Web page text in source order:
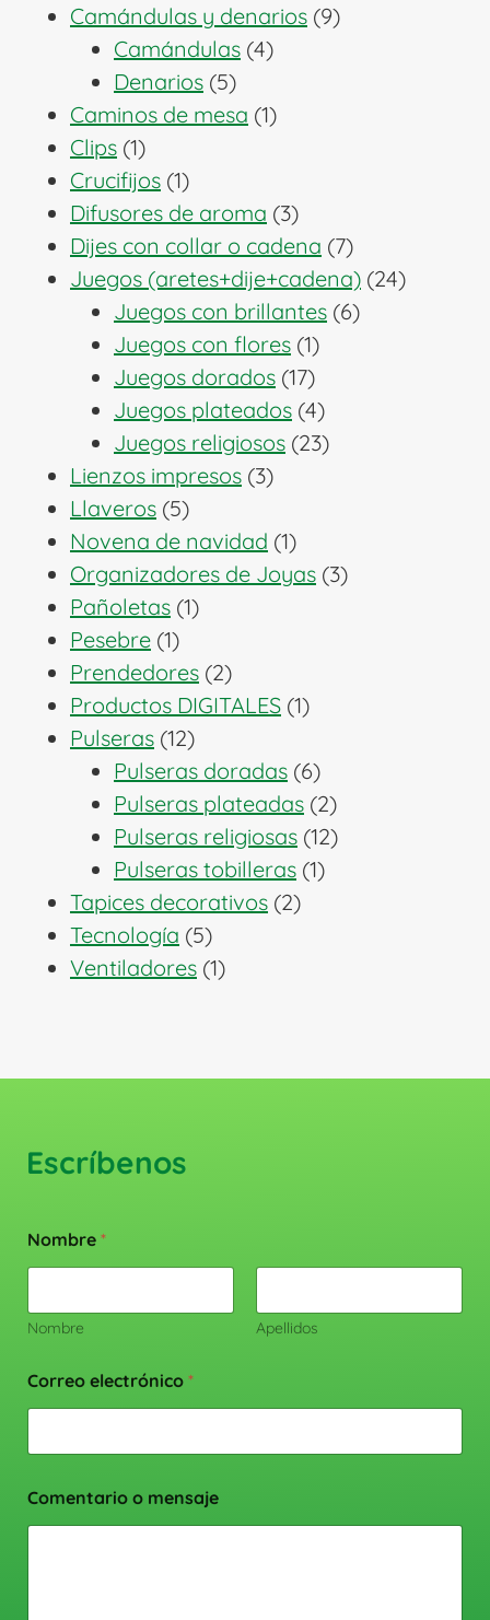
producto
Camándulas y denarios 99
Camándulas 44
Denarios 55
productos
Caminos de mesa 11
Clips 11
producto
Crucifijos 11
producto
Difusores de aroma 33
productos
Dijes con collar o cadena 77
productos
Juegos (aretes+dije+cadena) 2424
Juegos con brillantes 66
Juegos con flores 11
producto
Juegos dorados 1717
productos
Juegos plateados 44
productos
Juegos religiosos 2323
Lienzos impresos 33
Llaveros 55
productos
Novena de navidad 11
producto
Organizadores de Joyas 33
Pañoletas 11
Pesebre 11
producto
Prendedores 22
productos
Productos DIGITALES 11
Pulseras 1212
productos
Pulseras doradas 66
productos
Pulseras plateadas 22
productos
Pulseras religiosas 1212
Pulseras tobilleras 11
Tapices decorativos 22
Tecnología 55
productos
Ventiladores 11
Escríbenos
Nombre *
Nombre Apellidos
Correo electrónico *
Comentario o mensaje